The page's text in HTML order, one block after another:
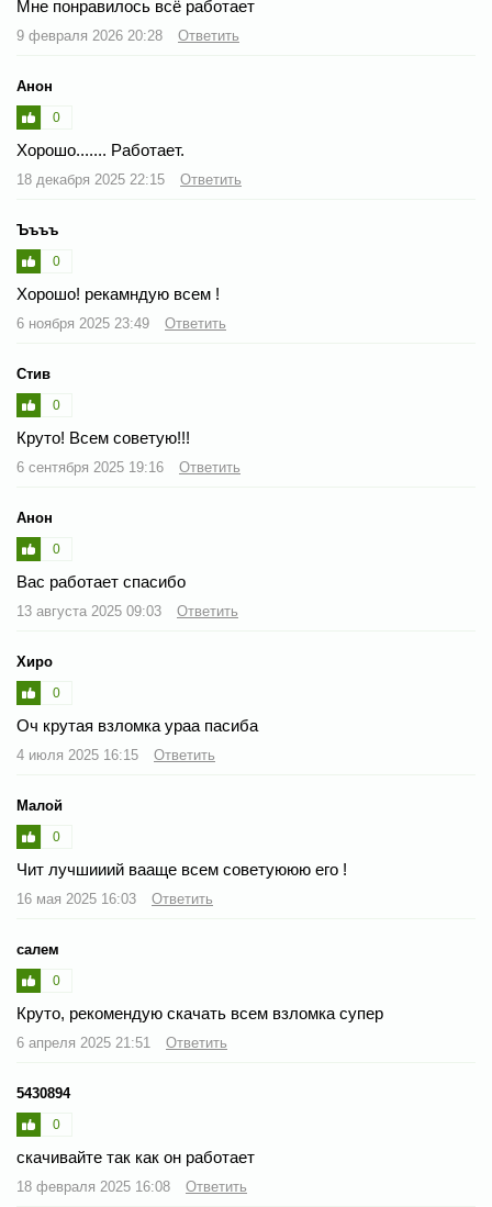
Мне понравилось всё работает
9 февраля 2026 20:28 Ответить
Анон
0
Хорошо....... Работает.
18 декабря 2025 22:15 Ответить
Ъъъъ
0
Хорошо! рекамндую всем !
6 ноября 2025 23:49 Ответить
Стив
0
Круто! Всем советую!!!
6 сентября 2025 19:16 Ответить
Анон
0
Вас работает спасибо
13 августа 2025 09:03 Ответить
Хиро
0
Оч крутая взломка ураа пасиба
4 июля 2025 16:15 Ответить
Малой
0
Чит лучшииий вааще всем советуююю его !
16 мая 2025 16:03 Ответить
салем
0
Круто, рекомендую скачать всем взломка супер
6 апреля 2025 21:51 Ответить
5430894
0
скачивайте так как он работает
18 февраля 2025 16:08 Ответить